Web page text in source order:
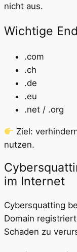
nicht aus.
Wichtige
.com
.ch
.de
.eu
.net / .org
Ziel:
nutzen.
im Internet
Cybersquatting
Domain
Schaden zu